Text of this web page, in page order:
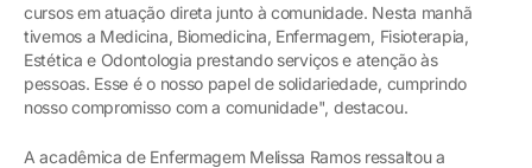
cursos em atuação direta junto à comunidade. Nesta manhã
tivemos a Medicina, Biomedicina, Enfermagem, Fisioterapia,
Estética e Odontologia prestando serviços e atenção às
pessoas. Esse é o nosso papel de solidariedade, cumprindo
nosso compromisso com a comunidade", destacou.
A acadêmica de Enfermagem Melissa Ramos ressaltou a